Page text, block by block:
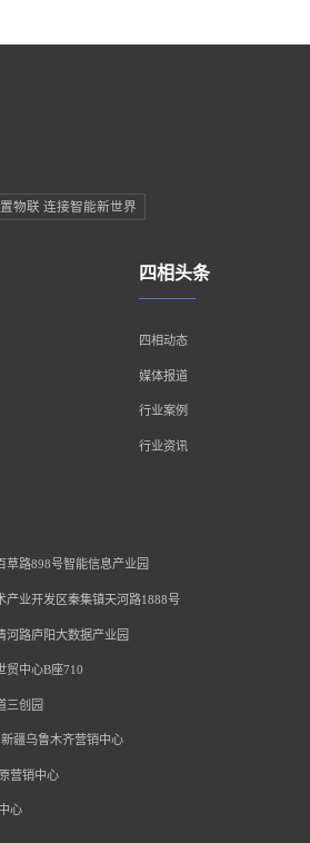
物联 连接智能新世界
四相头条
四相动态
媒体报道
行业案例
行业资讯
草路898号智能信息产业园
产业开发区秦集镇天河路1888号
河路庐阳大数据产业园
贸中心B座710
三创园
疆乌鲁木齐营销中心
营销中心
心